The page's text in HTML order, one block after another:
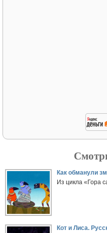
Как обманули
Из цикла «Гора
Кот и Лиса.